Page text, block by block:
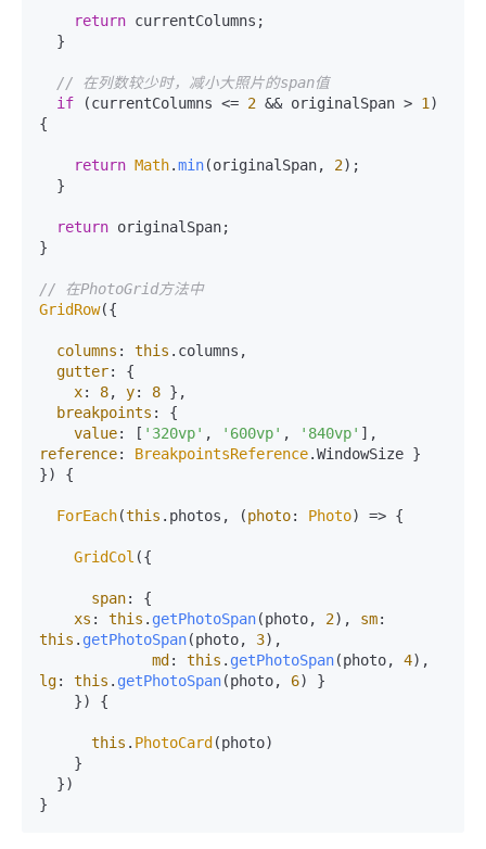
return currentColumns;
// 在列数较少时，减小大照片的span值
if (currentColumns <= 2 && originalSpan > 1 )
{
return Math.min(originalSpan, 2);
return originalSpan;
}
// 在PhotoGrid方法中
GridRow({
columns : this . columns ,
gutter: {
x: 8, y: 8 },
breakpoints : {
value: [ '320vp' , '600vp' , '840vp'
reference: BreakpointsReference.WindowSize }
}) {
ForEach(this . photos , (photo: Photo) => {
GridCol ({
span: {
xs : this . getPhotoSpan(photo, 2), sm
this . getPhotoSpan(photo, 3),
md: this . getPhotoSpan(photo, 4
lg: this . getPhotoSpan(photo, 6) }
this . PhotoCard(photo)